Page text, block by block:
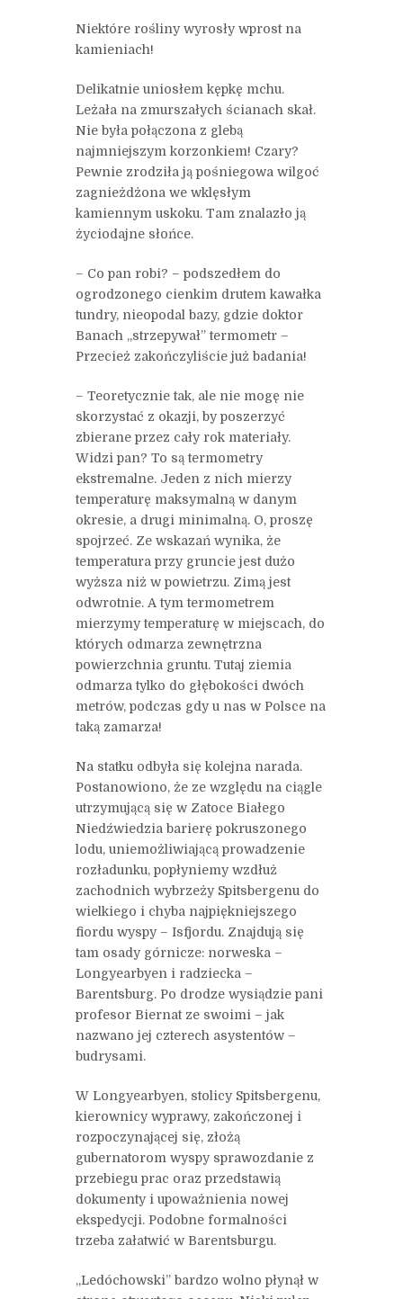
Niektóre rośliny wyrosły wprost na
kamieniach!
Delikatnie uniosłem kępkę mchu.
Leżała na zmurszałych ścianach skał.
Nie była połączona z glebą
najmniejszym korzonkiem! Czary?
Pewnie zrodziła ją pośniegowa wilgoć
zagnieżdżona we wklęsłym
kamiennym uskoku. Tam znalazło ją
życiodajne słońce.
– Co pan robi? – podszedłem do
ogrodzonego cienkim drutem kawałka
tundry, nieopodal bazy, gdzie doktor
Banach „strzepywał” termometr –
Przecież zakończyliście już badania!
– Teoretycznie tak, ale nie mogę nie
skorzystać z okazji, by poszerzyć
zbierane przez cały rok materiały.
Widzi pan? To są termometry
ekstremalne. Jeden z nich mierzy
temperaturę maksymalną w danym
okresie, a drugi minimalną. O, proszę
spojrzeć. Ze wskazań wynika, że
temperatura przy gruncie jest dużo
wyższa niż w powietrzu. Zimą jest
odwrotnie. A tym termometrem
mierzymy temperaturę w miejscach, do
których odmarza zewnętrzna
powierzchnia gruntu. Tutaj ziemia
odmarza tylko do głębokości dwóch
metrów, podczas gdy u nas w Polsce na
taką zamarza!
Na statku odbyła się kolejna narada.
Postanowiono, że ze względu na ciągle
utrzymującą się w Zatoce Białego
Niedźwiedzia barierę pokruszonego
lodu, uniemożliwiającą prowadzenie
rozładunku, popłyniemy wzdłuż
zachodnich wybrzeży Spitsbergenu do
wielkiego i chyba najpiękniejszego
fiordu wyspy – Isfjordu. Znajdują się
tam osady górnicze: norweska –
Longyearbyen i radziecka –
Barentsburg. Po drodze wysiądzie pani
profesor Biernat ze swoimi – jak
nazwano jej czterech asystentów –
budrysami.
W Longyearbyen, stolicy Spitsbergenu,
kierownicy wyprawy, zakończonej i
rozpoczynającej się, złożą
gubernatorom wyspy sprawozdanie z
przebiegu prac oraz przedstawią
dokumenty i upoważnienia nowej
ekspedycji. Podobne formalności
trzeba załatwić w Barentsburgu.
„Ledóchowski” bardzo wolno płynął w